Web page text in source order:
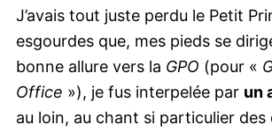
J’avais tout juste perdu le Petit
esgourdes que, mes pieds se
bonne allure vers la GPO (pour «
Office »), je fus interpelée par un
au loin, au chant si particulier des